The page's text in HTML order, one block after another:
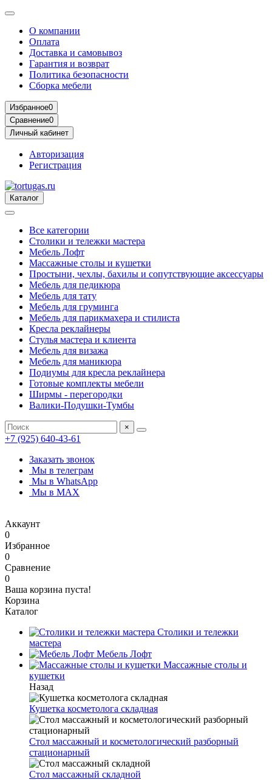
О компании
Оплата
Доставка и самовывоз
Гарантия и возврат
Политика безопасности
Сборка мебели
Избранное0
Сравнение0
Личный кабинет
Авторизация
Регистрация
Каталог
Все категории
Столики и тележки мастера
Мебель Лофт
Массажные столы и кушетки
Простыни, чехлы, бахилы и сопутствующие аксессуары
Мебель для педикюра
Мебель для тату
Мебель для груминга
Мебель для парикмахера и стилиста
Кресла реклайнеры
Стулья мастера и клиента
Мебель для визажа
Мебель для маникюра
Подиумы для кресла реклайнера
Готовые комплекты мебели
Ширмы - перегородки
Валики-Подушки-Тумбы
×
+7 (925) 640-43-61
Заказать звонок
Мы в телеграм
Мы в WhatsApp
Мы в MAX
Аккаунт
0
Избранное
0
Сравнение
0
Ваша корзина пуста!
Корзина
Каталог
Столики и тележки
мастера
Мебель Лофт
Массажные столы и
кушетки
Назад
Кушетка косметолога складная
Стол массажный и косметологический разборный
стационарный
Стол массажный складной